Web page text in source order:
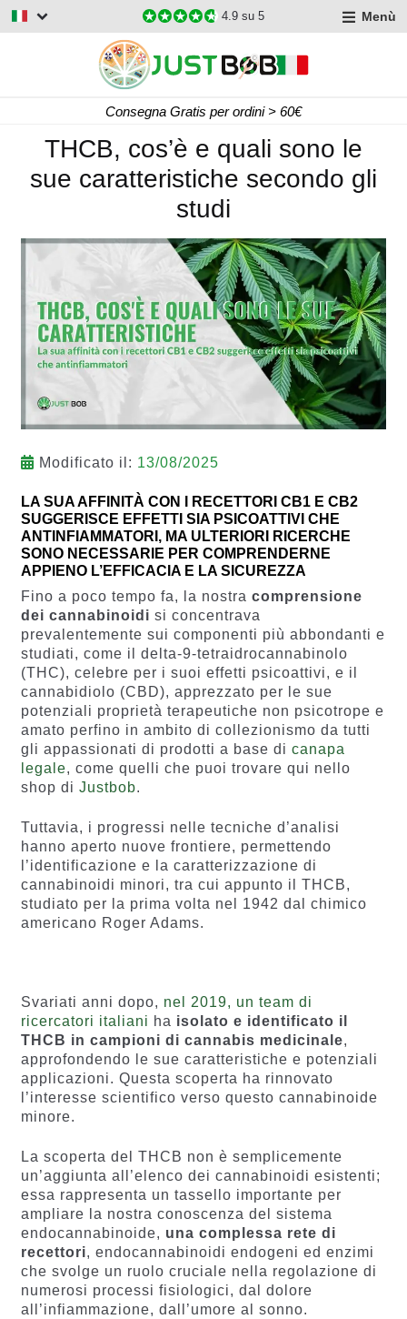
4.9 su 5 Menù
Consegna Gratis per ordini > 60€
THCB, cos’è e quali sono le
sue caratteristiche secondo gli
studi
Modificato il: 13/08/2025
LA SUA AFFINITÀ CON I RECETTORI CB1 E CB2
SUGGERISCE EFFETTI SIA PSICOATTIVI CHE
ANTINFIAMMATORI, MA ULTERIORI RICERCHE
SONO NECESSARIE PER COMPRENDERNE
APPIENO L’EFFICACIA E LA SICUREZZA
Fino a poco tempo fa, la nostra comprensione
dei cannabinoidi si concentrava
prevalentemente sui componenti più abbondanti e
studiati, come il delta-9-tetraidrocannabinolo
(THC), celebre per i suoi effetti psicoattivi, e il
cannabidiolo (CBD), apprezzato per le sue
potenziali proprietà terapeutiche non psicotrope e
amato perfino in ambito di collezionismo da tutti
gli appassionati di prodotti a base di canapa
legale, come quelli che puoi trovare qui nello
shop di Justbob.
Tuttavia, i progressi nelle tecniche d’analisi
hanno aperto nuove frontiere, permettendo
l’identificazione e la caratterizzazione di
cannabinoidi minori, tra cui appunto il THCB,
studiato per la prima volta nel 1942 dal chimico
americano Roger Adams.
Svariati anni dopo, nel 2019, un team di
ricercatori italiani ha isolato e identificato il
THCB in campioni di cannabis medicinale,
approfondendo le sue caratteristiche e potenziali
applicazioni. Questa scoperta ha rinnovato
l’interesse scientifico verso questo cannabinoide
minore.
La scoperta del THCB non è semplicemente
un’aggiunta all’elenco dei cannabinoidi esistenti;
essa rappresenta un tassello importante per
ampliare la nostra conoscenza del sistema
endocannabinoide, una complessa rete di
recettori, endocannabinoidi endogeni ed enzimi
che svolge un ruolo cruciale nella regolazione di
numerosi processi fisiologici, dal dolore
all’infiammazione, dall’umore al sonno.